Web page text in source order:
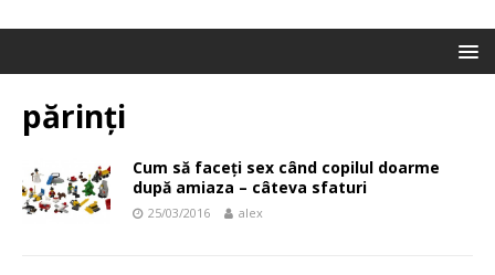
părinți
Cum să faceți sex când copilul doarme
după amiaza – câteva sfaturi
25/03/2016 alex